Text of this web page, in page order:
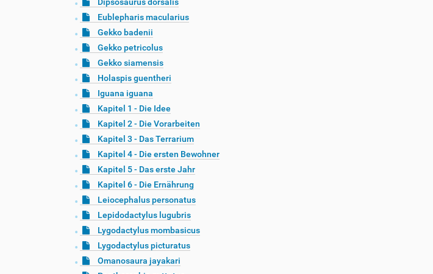
Eublepharis macularius
Gekko badenii
Gekko petricolus
Gekko siamensis
Holaspis guentheri
Iguana iguana
Kapitel 1 - Die Idee
Kapitel 2 - Die Vorarbeiten
Kapitel 3 - Das Terrarium
Kapitel 4 - Die ersten Bewohner
Kapitel 5 - Das erste Jahr
Kapitel 6 - Die Ernährung
Leiocephalus personatus
Lepidodactylus lugubris
Lygodactylus mombasicus
Lygodactylus picturatus
Omanosaura jayakari